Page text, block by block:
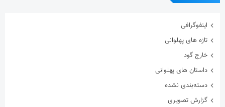
اینفوگرافی
تازه های پهلوانی
خارج گود
داستان های پهلوانی
دسته‌بندی نشده
گزارش تصویری